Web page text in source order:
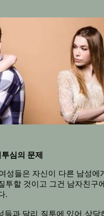
투심의 문제
성들은 자신이 다른 남성에
투할 것이고 그건 남자친구
.
들과 달리 질투에 있어 상당